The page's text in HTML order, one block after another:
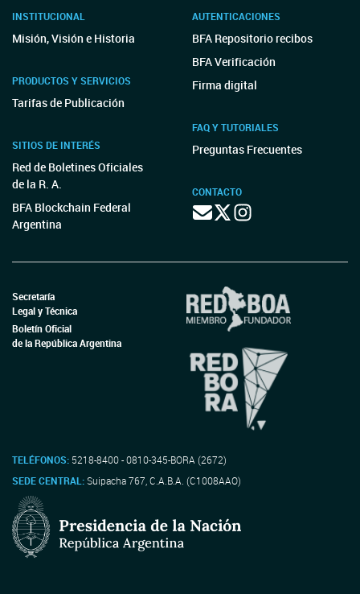
INSTITUCIONAL
Misión, Visión e Historia
PRODUCTOS Y SERVICIOS
Tarifas de Publicación
SITIOS DE INTERÉS
Red de Boletines Oficiales
de la R. A.
BFA Blockchain Federal
Argentina
AUTENTICACIONES
BFA Repositorio recibos
BFA Verificación
Firma digital
FAQ Y TUTORIALES
Preguntas Frecuentes
CONTACTO
Secretaría
Legal y Técnica
Boletín Oficial
de la República Argentina
TELÉFONOS: 5218-8400 - 0810-345-BORA (2672)
SEDE CENTRAL:Suipacha 767, C.A.B.A. (C1008AAO)